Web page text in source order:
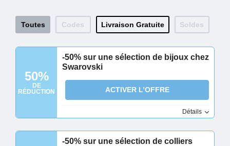
Toutes Codes Livraison Gratuite Soldes
50%
DE
RÉDUCTION
-50% sur une sélection de bijoux chez
Swarovski
ACTIVER L’OFFRE
Détails
-50% sur une sélection de colliers